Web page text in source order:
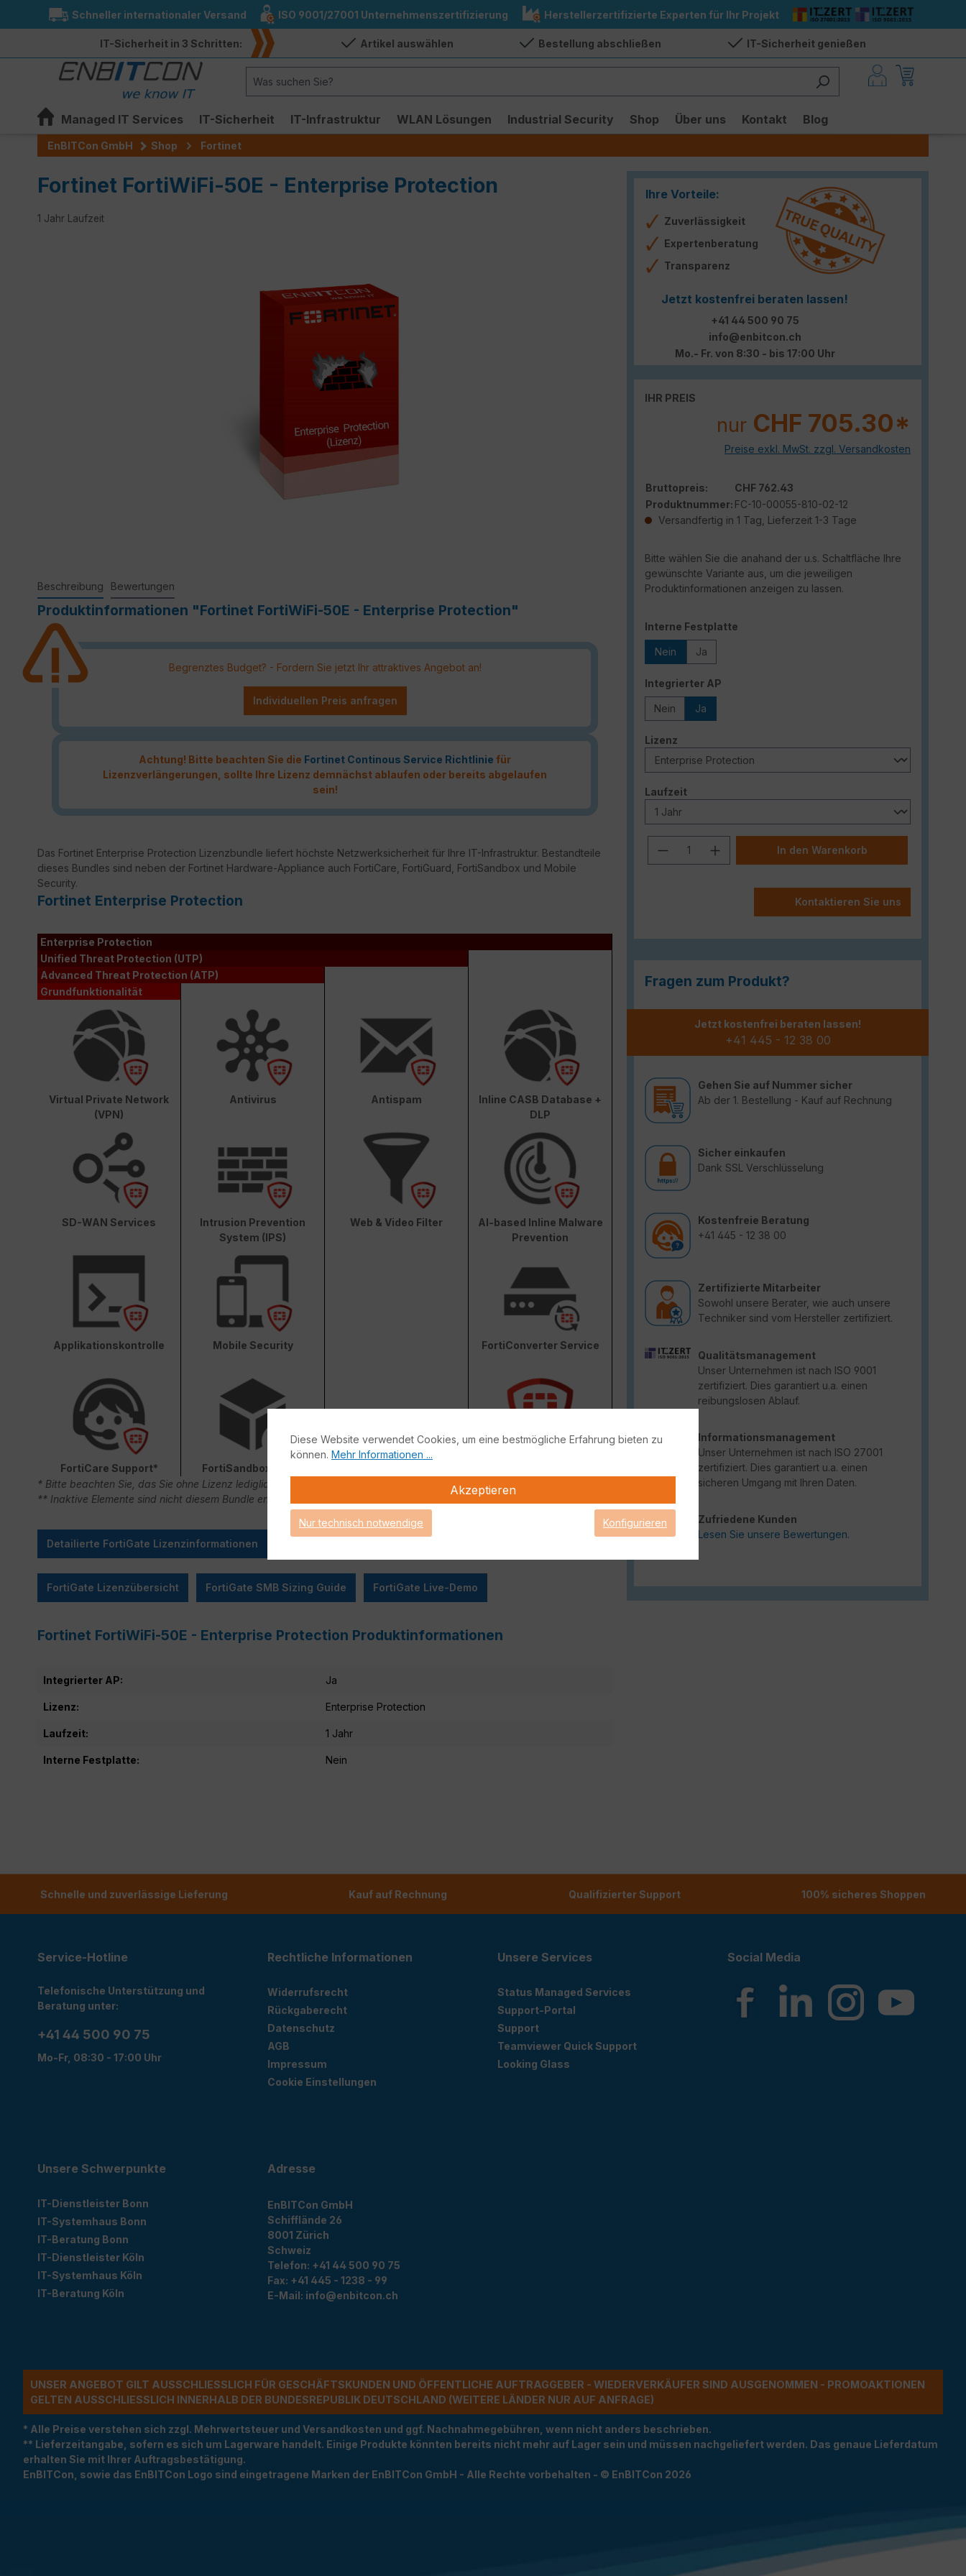
Zur Hauptnavigation springen
Schneller internationaler Versand ISO 9001/27001 Unternehmenszertifizierung Herstellerzertifizierte Experten für Ihr Projekt
IT-Sicherheit in 3 Schritten: Artikel auswählen Bestellung abschließen IT-Sicherheit genießen
Managed IT Services IT-Sicherheit IT-Infrastruktur WLAN Lösungen Industrial Security Shop Über uns Kontakt Blog
EnBITCon GmbH Shop Fortinet
Fortinet FortiWiFi-50E - Enterprise Protection
1 Jahr Laufzeit
Ihre Vorteile:
Zuverlässigkeit
Expertenberatung
Transparenz
Jetzt kostenfrei beraten lassen!
+41 44 500 90 75
info@enbitcon.ch
Mo.- Fr. von 8:30 - bis 17:00 Uhr
IHR PREIS
nur CHF 705.30*
Preise exkl. MwSt. zzgl. Versandkosten
Bruttopreis:
CHF 762.43
Produktnummer: FC-10-00055-810-02-12
Versandfertig in 1 Tag, Lieferzeit 1-3 Tage
Bitte wählen Sie die anahand der u.s. Schaltfläche Ihre
gewünschte Variante aus, um die jeweiligen
Produktinformationen anzeigen zu lassen.
Interne Festplatte
Nein Ja
Integrierter AP
Nein Ja
Lizenz
Laufzeitauswählen
Produkt Anzahl: Gib den
In den Warenkorb
Kontaktieren Sie uns
Fragen zum Produkt?
Jetzt kostenfrei beraten lassen!
+41 445 - 12 38 00
Gehen Sie auf Nummer sicher
Ab der 1. Bestellung - Kauf auf Rechnung
Sicher einkaufen
Dank SSL Verschlüsselung
Kostenfreie Beratung
+41 445 - 12 38 00
Zertifizierte Mitarbeiter
Sowohl unsere Berater, wie auch unsere
Techniker sind vom Hersteller zertifiziert.
Qualitätsmanagement
Unser Unternehmen ist nach ISO 9001
zertifiziert. Dies garantiert u.a. einen
reibungslosen Ablauf.
Informationsmanagement
Unser Unternehmen ist nach ISO 27001
zertifiziert. Dies garantiert u.a. einen
sicheren Umgang mit Ihren Daten.
Zufriedene Kunden
Lesen Sie unsere Bewertungen.
Beschreibung Bewertungen
Produktinformationen "Fortinet FortiWiFi-50E - Enterprise Protection"
Begrenztes Budget? - Fordern Sie jetzt Ihr attraktives Angebot an!
Individuellen Preis anfragen
Achtung! Bitte beachten Sie die Fortinet Continous Service Richtlinie für
Lizenzverlängerungen, sollte Ihre Lizenz demnächst ablaufen oder bereits abgelaufen
sein!
Das Fortinet Enterprise Protection Lizenzbundle liefert höchste Netzwerksicherheit für Ihre IT-Infrastruktur. Bestandteile
dieses Bundles sind neben der Fortinet Hardware-Appliance auch FortiCare, FortiGuard, FortiSandbox und Mobile
Security.
Fortinet Enterprise Protection
Enterprise Protection
Unified Threat Protection (UTP)
Advanced Threat Protection (ATP)
Grundfunktionalität
Virtual Private Network
(VPN)
Antivirus Antispam
Inline CASB Database +
DLP
SD-WAN Services
Intrusion Prevention
System (IPS)
Web & Video Filter
AI-based Inline Malware
Prevention
Applikationskontrolle Mobile Security FortiConverter Service
FortiCare Support* FortiSandbox Cloud
* Bitte beachten Sie, das Sie ohne Lizenz lediglich 90 Tage von FortiCare Support gebrauch machen können.
** Inaktive Elemente sind nicht diesem Bundle enthalten.
Detailierte FortiGate Lizenzinformationen
FortiGate Lizenzübersicht FortiGate SMB Sizing Guide FortiGate Live-Demo
Fortinet FortiWiFi-50E - Enterprise Protection Produktinformationen
Integrierter AP: Ja
Lizenz: Enterprise Protection
Laufzeit: 1 Jahr
Interne Festplatte: Nein
Schnelle und zuverlässige Lieferung Kauf auf Rechnung Qualifizierter Support 100% sicheres Shoppen
Service-Hotline
Telefonische Unterstützung und
Beratung unter:
+41 44 500 90 75
Mo-Fr, 08:30 - 17:00 Uhr
Rechtliche Informationen
Widerrufsrecht
Rückgaberecht
Datenschutz
AGB
Impressum
Cookie Einstellungen
Unsere Services
Status Managed Services
Support-Portal
Support
Teamviewer Quick Support
Looking Glass
Social Media
Unsere Schwerpunkte
IT-Dienstleister Bonn
IT-Systemhaus Bonn
IT-Beratung Bonn
IT-Dienstleister Köln
IT-Systemhaus Köln
IT-Beratung Köln
Adresse
EnBITCon GmbH
Schifflände 26
8001 Zürich
Schweiz
Telefon: +41 44 500 90 75
Fax: +41 445 - 1238 - 99
E-Mail: info@enbitcon.ch
UNSER ANGEBOT GILT AUSSCHLIESSLICH FÜR GESCHÄFTSKUNDEN UND ÖFFENTLICHE AUFTRAGGEBER - WIEDERVERKÄUFER SIND AUSGENOMMEN - PROMOAKTIONEN G
ELTEN AUSSCHLIESSLICH INNERHALB DER BUNDESREPUBLIK DEUTSCHLAND (WEITERE LÄNDER NUR AUF ANFRAGE)
* Alle Preise verstehen sich zzgl. Mehrwertsteuer und Versandkosten und ggf. Nachnahmegebühren, wenn nicht anders beschrieben.
** Lieferzeitangabe, sofern es sich um Lagerware handelt. Einige Produkte könnten bereits nicht mehr auf Lager sein und müssen nachgeliefert werden. Das genaue Lieferdatum
erhalten Sie mit Ihrer Auftragsbestätigung.
EnBITCon, sowie das EnBITCon Logo sind eingetragene Marken der EnBITCon GmbH - Alle Rechte vorbehalten - © EnBITCon 2026
Diese Website verwendet Cookies, um eine bestmögliche Erfahrung bieten zu
können. Mehr Informationen ...
Akzeptieren
Nur technisch notwendige Konfigurieren